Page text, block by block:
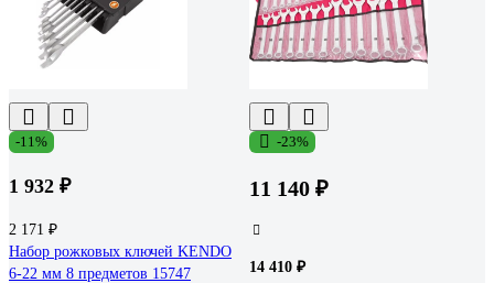
-11%
1 932 ₽
2 171 ₽
Набор рожковых ключей KENDO
6-22 мм 8 предметов 15747
-23%
11 140 ₽
14 410 ₽